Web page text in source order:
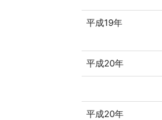
平成19年
平成20年
平成20年